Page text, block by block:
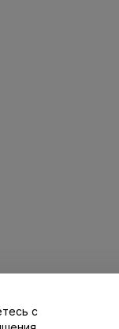
нами
с